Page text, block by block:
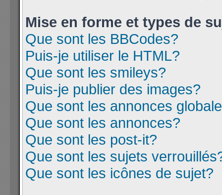
Mise en forme et types de
Que sont les BBCodes?
Puis-je utiliser le HTML?
Que sont les smileys?
Puis-je publier des images?
Que sont les annonces
Que sont les annonces?
Que sont les post-it?
Que sont les sujets
Que sont les icônes de sujet?